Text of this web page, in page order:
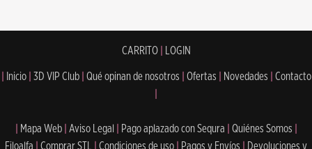
CARRITO| LOGIN
Inicio 3D VIP Club Qué opinan de nosotros Ofertas Novedades
Contacto
Mapa Web Aviso Legal Pago aplazado con Sequra Quiénes Somos
Filoalfa
Comprar STL Condiciones de uso Pagos y Envíos
Devoluciones y